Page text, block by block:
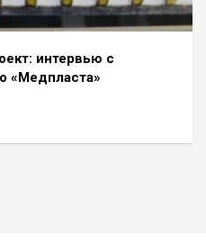
интервью с
«Медпласта»